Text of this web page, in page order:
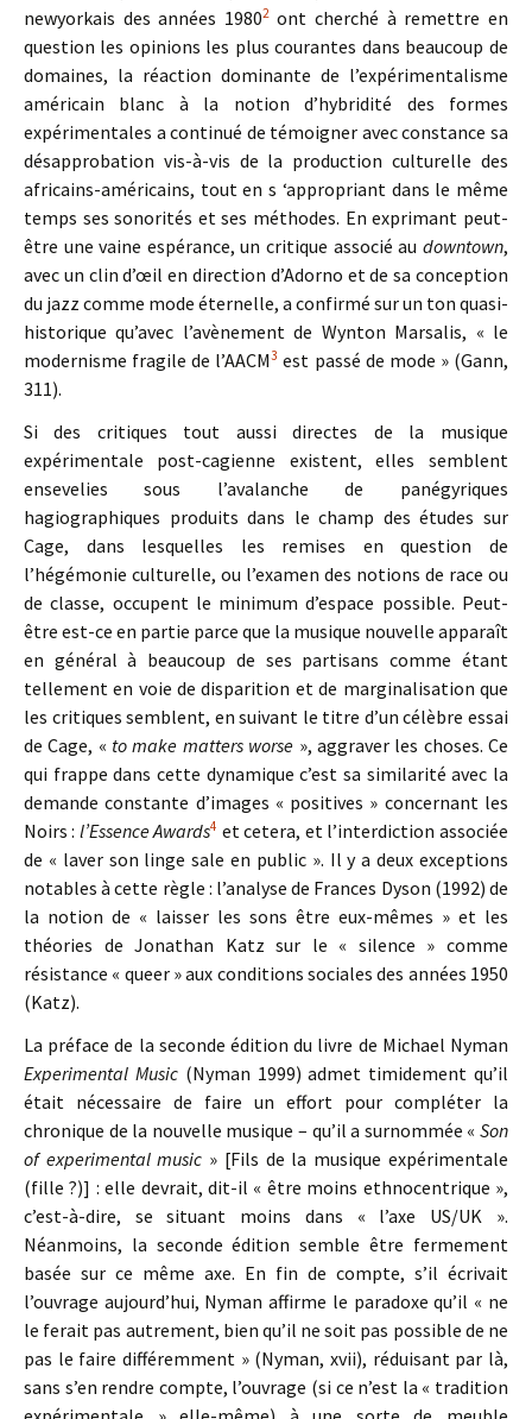
newyorkais des années 19802ont cherché à remettre en
question les opinions les plus courantes dans beaucoup de
domaines, la réaction dominante de l’expérimentalisme
américain blanc à la notion d’hybridité des formes
expérimentales a continué de témoigner avec constance sa
désapprobation vis-à-vis de la production culturelle des
africains-américains, tout en s ‘appropriant dans le même
temps ses sonorités et ses méthodes. En exprimant peut-
être une vaine espérance, un critique associé au downtown,
avec un clin d’œil en direction d’Adorno et de sa conception
du jazz comme mode éternelle, a confirmé sur un ton quasi-
historique qu’avec l’avènement de Wynton Marsalis, « le
modernisme fragile de l’AACM3 est passé de mode » (Gann,
311).
Si des critiques tout aussi directes de la musique
expérimentale post-cagienne existent, elles semblent
ensevelies sous l’avalanche de panégyriques
hagiographiques produits dans le champ des études sur
Cage, dans lesquelles les remises en question de
l’hégémonie culturelle, ou l’examen des notions de race ou
de classe, occupent le minimum d’espace possible. Peut-
être est-ce en partie parce que la musique nouvelle apparaît
en général à beaucoup de ses partisans comme étant
tellement en voie de disparition et de marginalisation que
les critiques semblent, en suivant le titre d’un célèbre essai
de Cage, « to make matters worse », aggraver les choses. Ce
qui frappe dans cette dynamique c’est sa similarité avec la
demande constante d’images « positives » concernant les
Noirs : l’Essence Awards4 et cetera, et l’interdiction associée
de « laver son linge sale en public ». Il y a deux exceptions
notables à cette règle : l’analyse de Frances Dyson (1992) de
la notion de « laisser les sons être eux-mêmes » et les
théories de Jonathan Katz sur le « silence » comme
résistance « queer » aux conditions sociales des années 1950
(Katz).
La préface de la seconde édition du livre de Michael Nyman
Experimental Music(Nyman 1999) admet timidement qu’il
était nécessaire de faire un effort pour compléter la
chronique de la nouvelle musique – qu’il a surnommée « Son
of experimental music » [Fils de la musique expérimentale
(fille ?)] : elle devrait, dit-il « être moins ethnocentrique »,
c’est-à-dire, se situant moins dans « l’axe US/UK ».
Néanmoins, la seconde édition semble être fermement
basée sur ce même axe. En fin de compte, s’il écrivait
l’ouvrage aujourd’hui, Nyman affirme le paradoxe qu’il « ne
le ferait pas autrement, bien qu’il ne soit pas possible de ne
pas le faire différemment » (Nyman, xvii), réduisant par là,
sans s’en rendre compte, l’ouvrage (si ce n’est la « tradition